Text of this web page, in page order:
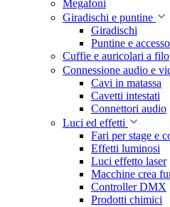
Megafoni
Giradischi e puntine
Giradischi
Puntine e
Cuffie e auricolari a filo
Connessione audio e
Cavi in matassa
Cavetti intestati
Connettori audio
Luci ed effetti
Fari per stage e
Effetti luminosi
Luci effetto laser
Macchine crea
Controller DMX
Prodotti chimici